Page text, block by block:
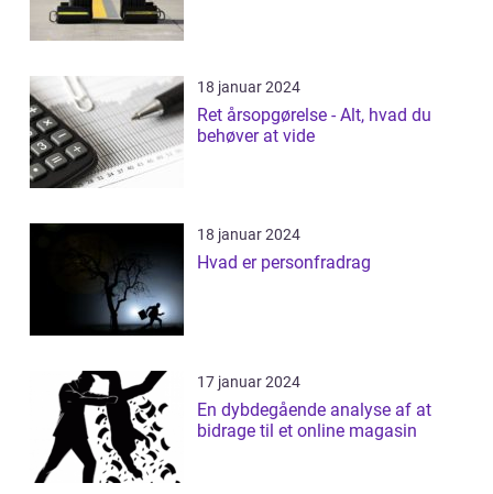
18 januar 2024
Ret årsopgørelse - Alt, hvad du
behøver at vide
18 januar 2024
Hvad er personfradrag
17 januar 2024
En dybdegående analyse af at
bidrage til et online magasin